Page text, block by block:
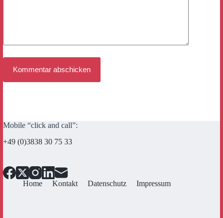
Kommentar abschicken
Mobile “click and call”:
+49 (0)3838 30 75 33
Home Kontakt Datenschutz Impressum